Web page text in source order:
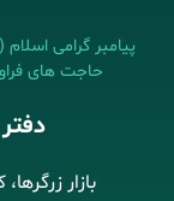
پیامبر گرامی
حاجت های
بازار